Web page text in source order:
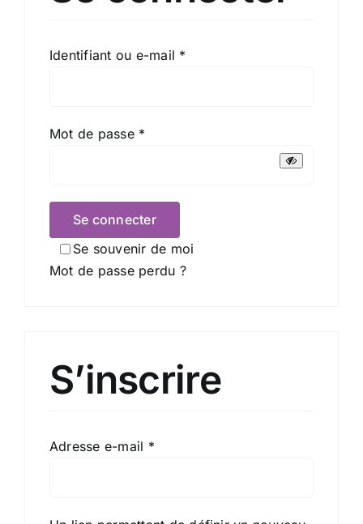
Contact
Identifiant ou e-mail *
Mot de passe *
Se souvenir de moi
Se connecter
Mot de passe perdu ?
S’inscrire
Adresse e-mail *Obligatoire